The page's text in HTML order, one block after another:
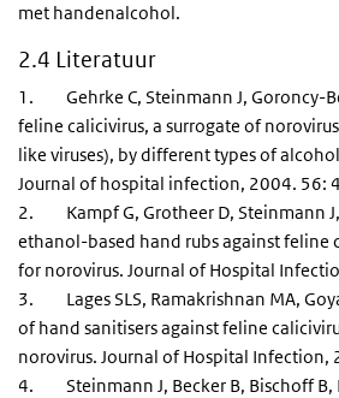
met handenalcohol.
2.4 Literatuur
1. Gehrke C, Steinmann J, Goroncy-
feline calicivirus, a surrogate of
like viruses), by different types of
Journal of hospital infection, 2004. 56:
2. Kampf G, Grotheer D, Steinmann
ethanol-based hand rubs against feline
for norovirus. Journal of Hospital
3. Lages SLS, Ramakrishnan MA,
of hand sanitisers against feline
norovirus. Journal of Hospital
4. Steinmann J, Becker B, Bischoff B,